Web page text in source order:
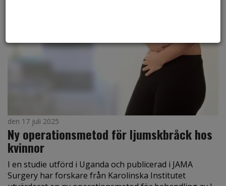
den 17 juli 2025
Ny operationsmetod för ljumskbråck hos
kvinnor
I en studie utförd i Uganda och publicerad i JAMA
Surgery har forskare från Karolinska Institutet